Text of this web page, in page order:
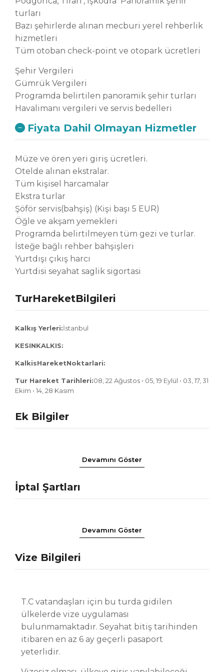
Balkanlar’ın en büyük gölüdür.
yok olma tehlikesi altında olan
270’ten fazla kuş çeşidine ev
sahipliği yapan bu huzur verici göl,
doğasıyla sizleri büyüleyecek. Özel
teknemizle gerçekleştireceğimiz
tur, Rijeka Crnojevica’da
turları
Bazı şehirlerde alınan mecburi yerel rehberlik
hizmetleri
Tüm otoban check-point ve otopark ücretleri
Şehir Vergileri
Gümrük Vergileri
Programda belirtilen panoramik şehir turları
Havalimanı vergileri ve servis bedelleri
Fiyata Dahil Olmayan Hizmetler
Müze ve ören yeri giriş ücretleri.
Otelde alınan ekstralar.
Tüm kişisel harcamalar
Ekstra turlar
Şöför servis(bahşiş) (Kişi başı 5 EUR)
Öğle ve akşam yemekleri
Programda belirtilmeyen tüm gezi ve turlar.
İsteğe bağlı rehber bahşişleri
Yurtdışı çıkış harcı
Yurtdisi seyahat saglik sigortasi
TurHareketBilgileri
Kalkış Yerleri:İstanbul
KESINKALKIS:
KalkisHareketNoktarlari:
Tur Hareket Tarihleri:08, 22 Ağustos • 05, 19 Eylül • 03, 17, 31
Ekim • 14, 28 Kasım
Ek Bilgiler
Devamını Göster
İptal Şartları
Devamını Göster
Vize Bilgileri
T.C vatandaşları için bu turda gidilen
ülkelerde vize uygulaması
bulunmamaktadır. Seyahat bitiş tarihinden
itibaren en az 6 ay geçerli pasaport
yeterlidir.